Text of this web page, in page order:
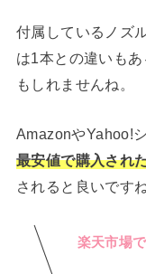
付属しているノズ
は1本との違いも
もしれませんね。
AmazonやYahoo!
最安値で購入され
されると良いです
楽天市場